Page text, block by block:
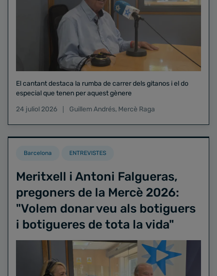
El cantant destaca la rumba de carrer dels gitanos i el do
especial que tenen per aquest gènere
24 juliol 2026
Guillem Andrés, Mercè Raga
Barcelona ENTREVISTES
Meritxell i Antoni Falgueras,
pregoners de la Mercè 2026:
"Volem donar veu als botiguers
i botigueres de tota la vida"